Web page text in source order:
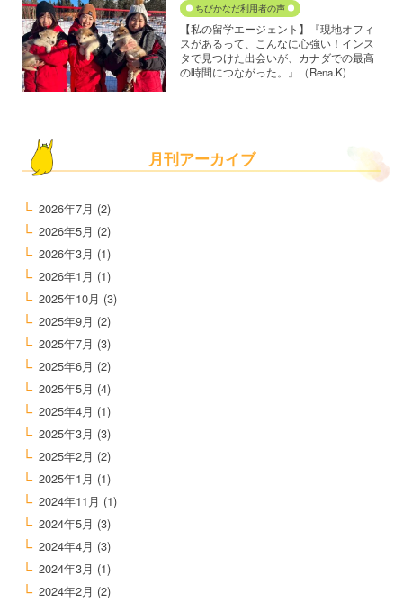
ちびかなだ利用者の声
【私の留学エージェント】『現地オフィ
スがあるって、こんなに心強い！インス
タで見つけた出会いが、カナダでの最高
の時間につながった。』（Rena.K)
月刊アーカイブ
2026年7月 (2)
2026年5月 (2)
2026年3月 (1)
2026年1月 (1)
2025年10月 (3)
2025年9月 (2)
2025年7月 (3)
2025年6月 (2)
2025年5月 (4)
2025年4月 (1)
2025年3月 (3)
2025年2月 (2)
2025年1月 (1)
2024年11月 (1)
2024年5月 (3)
2024年4月 (3)
2024年3月 (1)
2024年2月 (2)